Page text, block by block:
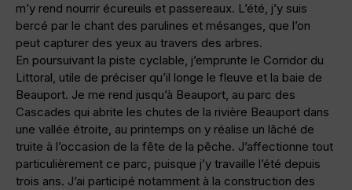
m’y rend nourrir écureuils et passereaux. L’été, j’y suis
bercé par le chant des parulines et mésanges, que l’on
peut capturer des yeux au travers des arbres.
En poursuivant la piste cyclable, j’emprunte le Corridor du
Littoral, utile de préciser qu’il longe le fleuve et la baie de
Beauport. Je me rend jusqu’à Beauport, au parc des
Cascades qui abrite les chutes de la rivière Beauport dans
une vallée étroite, au printemps on y réalise un lâché de
truite à l’occasion de la fête de la pêche. J’affectionne tout
particulièrement ce parc, puisque j’y travaille l’été depuis
trois ans. J’ai participé notamment à la construction des